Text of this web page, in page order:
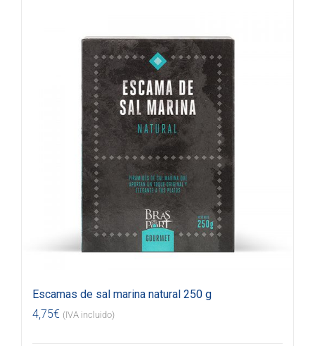
Escamas de sal marina natural 250 g
4,75€ (IVA incluido)